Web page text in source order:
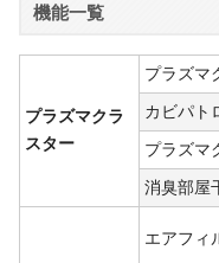
機能一覧
プラズマクラ
スター
プラズマ
カビパト
プラズマ
消臭部屋
エアフィ